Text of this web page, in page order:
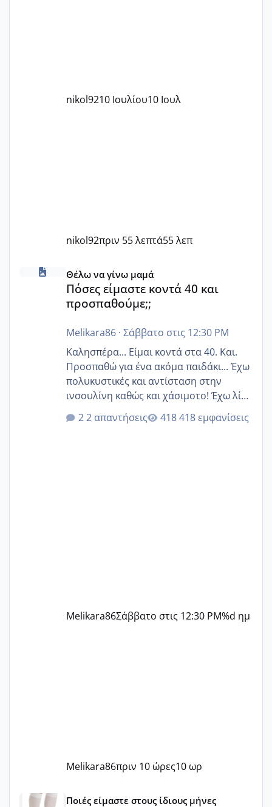
nikol9210 Ιουλίου10 Ιουλ
nikol92πριν 55 λεπτά55 λεπ
Πόσες είμαστε κοντά 40 και προσπαθούμε;;
Θέλω να γίνω μαμά
Πόσες είμαστε κοντά 40 και
προσπαθούμε;;
Melikara86· Σάββατο στις 12:30 PM
Καλησπέρα... Είμαι κοντά στα 40. Και.
Προσπαθώ για ένα ακόμα παιδάκι... Έχω
πολυκυστικές και αντίσταση στην
ινσουλίνη καθώς και χάσιμοτο! Έχω λίγα
κιλά παραπάνω και όσο κ αν προσπαθώ
δεν χάνω εύκολα! Προσπαθώ για ακόμη
2 απαντήσεις 418 εμφανίσεις
Melikara86Σάββατο στις 12:30 PM%d ημ
Melikara86πριν 10 ώρες10 ωρ
Μωράκια Μαΐου 2026 🌸🌻🌹
Ποιές είμαστε στους ίδιους μήνες